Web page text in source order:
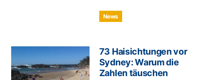
News
73 Haisichtungen vor
Sydney: Warum die
Zahlen täuschen